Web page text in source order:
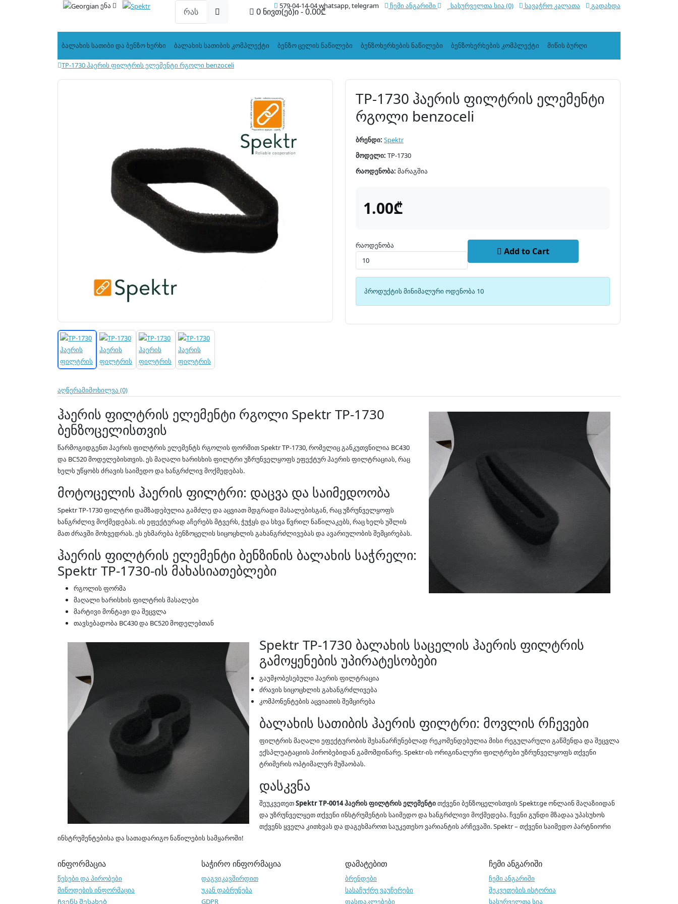
ენა 579-04-14-04 whatsapp, telegram ჩემი ანგარიში სასურველთა სია (0) სავაჭრო კალათა გადახდა
0 ნივთ(ებ)ი - 0.00₾
ბალახის სათიბი და ბენზო ხერხი ბალახის სათიბის კომპლექტი ბენზო ცელის ნაწილები ბენზოხერხების ნაწილები ბენზოხერხების კომპლექტი მიწის ბურღი
TP-1730 ჰაერის ფილტრის ელემენტი რგოლი benzoceli
TP-1730 ჰაერის ფილტრის ელემენტი
რგოლი benzoceli
ბრენდი: Spektr
მოდელი: TP-1730
რაოდენობა: მარაგშია
1.00₾
რაოდენობა
Add to Cart
პროდუქტის მინიმალური ოდენობა 10
აღწერამიმოხილვა (0)
ჰაერის ფილტრის ელემენტი რგოლი Spektr TP-1730
ბენზოცელისთვის
წარმოგიდგენთ ჰაერის ფილტრის ელემენტს რგოლის ფორმით Spektr TP-1730, რომელიც განკუთვნილია BC430
და BC520 მოდელებისთვის. ეს მაღალი ხარისხის ფილტრი უზრუნველყოფს ეფექტურ ჰაერის ფილტრაციას, რაც
ხელს უწყობს ძრავის საიმედო და ხანგრძლივ მოქმედებას.
მოტოცელის ჰაერის ფილტრი: დაცვა და საიმედოობა
Spektr TP-1730 ფილტრი დამზადებულია გამძლე და აცვიათ მდგრადი მასალებისგან, რაც უზრუნველყოფს
ხანგრძლივ მოქმედებას. ის ეფექტურად აჩერებს მტვერს, ჭუჭყს და სხვა წვრილ ნაწილაკებს, რაც ხელს უშლის
მათ ძრავში მოხვედრას. ეს ეხმარება ბენზოცელის სიცოცხლის გახანგრძლივებას და ავარიულობის შემცირებას.
ჰაერის ფილტრის ელემენტი ბენზინის ბალახის საჭრელი:
Spektr TP-1730-ის მახასიათებლები
რგოლის ფორმა
მაღალი ხარისხის ფილტრის მასალები
მარტივი მონტაჟი და შეცვლა
თავსებადობა BC430 და BC520 მოდელებთან
Spektr TP-1730 ბალახის საცელის ჰაერის ფილტრის
გამოყენების უპირატესობები
გაუმჯობესებული ჰაერის ფილტრაცია
ძრავის სიცოცხლის გახანგრძლივება
კომპონენტების აცვიათის შემცირება
ბალახის სათიბის ჰაერის ფილტრი: მოვლის რჩევები
ფილტრის მაღალი ეფექტურობის შესანარჩუნებლად რეკომენდებულია მისი რეგულარული გაწმენდა და შეცვლა
ექსპლუატაციის პირობებიდან გამომდინარე. Spektr-ის ორიგინალური ფილტრები უზრუნველყოფს თქვენი
ტრიმერის ოპტიმალურ მუშაობას.
დასკვნა
შეუკვეთეთSpektr TP-0014 ჰაერის ფილტრის ელემენტითქვენი ბენზოცელისთვის Spektr.ge ონლაინ მაღაზიიდან
და უზრუნველყეთ თქვენი ინსტრუმენტის საიმედო და ხანგრძლივი მოქმედება. ჩვენი გუნდი მზადაა უპასუხოს
თქვენს ყველა კითხვას და დაგეხმაროთ საუკეთესო ვარიანტის არჩევაში. Spektr – თქვენი საიმედო პარტნიორი
ინსტრუმენტებისა და სათადარიგო ნაწილების სამყაროში!
ინფორმაცია
წესები და პირობები
მიწოდების ინფორმაცია
Ჩვენს შესახებ
საჭირო ინფორმაცია
დაგვიკავშირდით
უკან დაბრუნება
GDPR
დამატებით
ბრენდები
სასაჩუქრე ვაუჩერები
ფასდაკლებები
ჩემი ანგარიში
ჩემი ანგარიში
შეკვეთების ისტორია
სასურველთა სია